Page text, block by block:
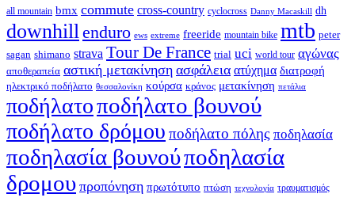
all mountain bmx commute cross-country cyclocross Danny Macaskill dh
downhill enduro ews extreme freeride mountain bike mtb peter
sagan shimano strava Tour De France trial uci world tour αγώνας
αποθεραπεία αστική μετακίνηση ασφάλεια ατύχημα διατροφή
ηλεκτρικό ποδήλατο θεσσαλονίκη κούρσα κράνος μετακίνηση πετάλια
ποδήλατοποδήλατο βουνού
ποδήλατο δρόμου ποδήλατο πόλης ποδηλασία
ποδηλασία βουνούποδηλασία
δρομου προπόνηση πρωτότυπο πτώση τεχνολογία τραυματισμός